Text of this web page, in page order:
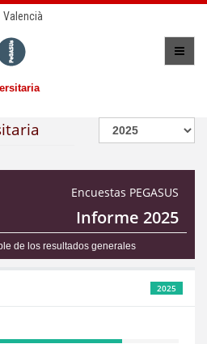
Valencià
Encuestas PEGASUS
Informe 2025
de los resultados generales
2025